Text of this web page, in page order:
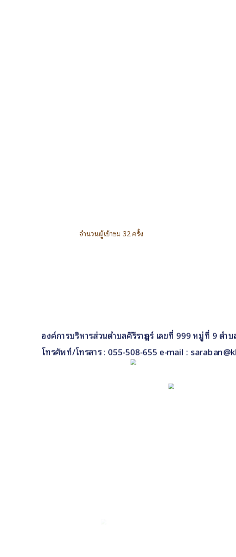
จำนวนผู้เข้าชม 32 ครั้ง
องค์การบริหารส่วนตำบลคีรีราษฎร์ เลขที่ 999 หมู่ที่ 9 ตำ
โทรศัพท์/โทรสาร : 055-508-655 e-mail :